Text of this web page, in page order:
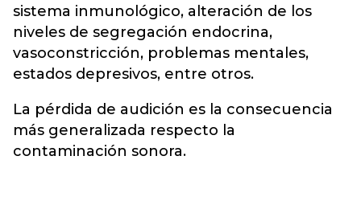
sistema inmunológico, alteración de los
niveles de segregación endocrina,
vasoconstricción, problemas mentales,
estados depresivos, entre otros.
La pérdida de audición es la consecuencia
más generalizada respecto la
contaminación sonora.